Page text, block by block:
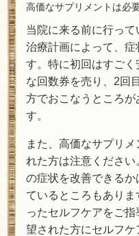
高価なサプリメントは必
当院に来る前に行っ
治療計画によって、症
す。特に初回はすご
な回数券を売り、2回
方でおこなうところが
す。
また、高価なサプリ
れた方は注意くださ
の症状を改善できる
ているところもあり
ったセルフケアをご
望された方にセルフケ